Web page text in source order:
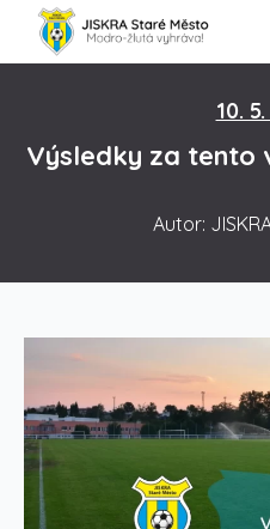
10.
Výsledky za tento
Autor: